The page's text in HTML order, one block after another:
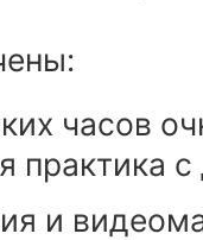
часов
практика
и